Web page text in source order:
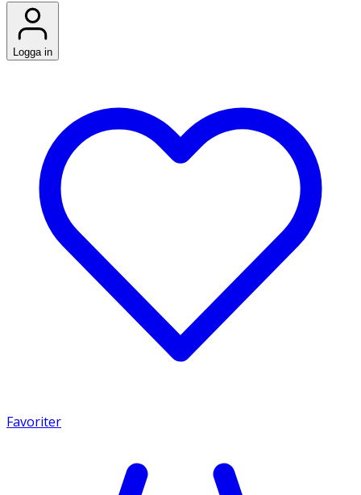
Logga in
Favoriter